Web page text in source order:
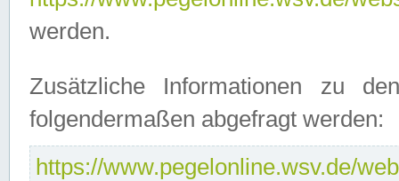
werden.
Zusätzliche Informationen zu
folgendermaßen abgefragt werden:
https://www.pegelonline.wsv.de/